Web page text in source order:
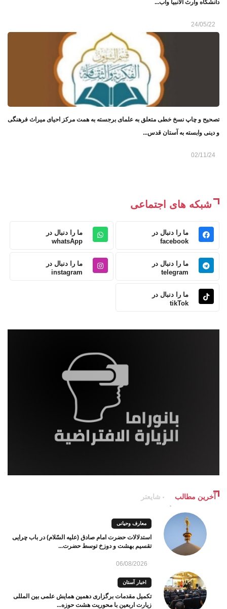
دانشگاه وارث الانبیا واب...
24/05/22
تصحیح و چاپ نسخ خطی متعلق به علمای برجسته به همت مرکز احیای میراث فرهنگی
و دینی وابسته به آستان قدس...
02/11/24
شبکه های اجتماعی
ما را دنبال در
facebook
ما را دنبال در
whatsApp
ما را دنبال در
telegram
ما را دنبال در
instagram
ما را دنبال در
tikTok
آخرین مطالب شایعتر
معارف وحیانی
استدلالات حضرت امام صادق (علیه السّلام) در باب چرایی
تقسیم بهشت و دوزخ توسط حضرت...
06/08/2026
اخبار آستان
تکمیل مقدمات برگزاری دهمین همایش علمی بین المللی
زیارت اربعین با محوریت هشت حوزه...